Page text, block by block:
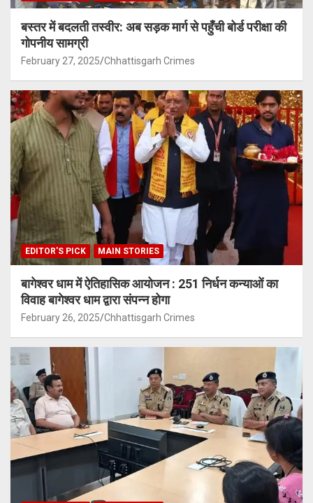
बस्तर में बदलती तस्वीर: अब सड़क मार्ग से पहुँची बोर्ड परीक्षा की
गोपनीय सामग्री
February 27, 2025 Chhattisgarh Crimes
EDITOR'S PICK MAIN STORIES
बागेश्वर धाम में ऐतिहासिक आयोजन : 251 निर्धन कन्याओं का
विवाह बागेश्वर धाम द्वारा संपन्न होगा
February 26, 2025 Chhattisgarh Crimes